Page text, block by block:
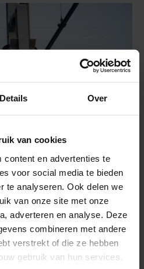
Details Over
van cookies
content en advertenties te
voor social media te bieden
te analyseren. Ook delen we
van onze site met onze
adverteren en analyse. Deze
combineren met andere
verstrekt of die ze hebben
gebruik van hun services.
tussen Amsterdam